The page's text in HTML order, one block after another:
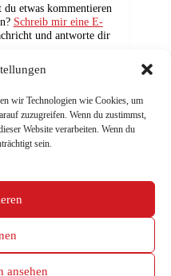
wir Technologien wie Cookies, um
zuzugreifen. Wenn du zustimmst,
Website verarbeiten. Wenn du
sein.
ansehen
etwas kommentieren
Schreib mir eine E-
und antworte dir
NÄCHSTE